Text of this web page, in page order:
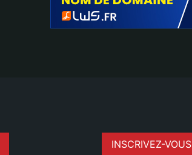
INSCRIVEZ-VOUS